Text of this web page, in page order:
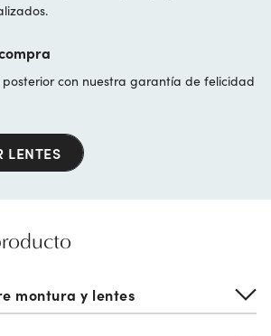
con nuestra garantía de felicidad
LENTES
montura y lentes